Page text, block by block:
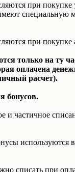
при покупке
специальную
при покупке
только на ту
оплачена
расчет).
бонусов.
и частичное
используются
списать при